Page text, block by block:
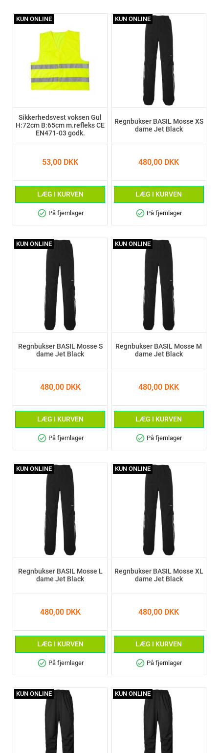
Sikkerhedsvest voksen Gul
H:72cm B:65cm m.refleks CE
EN471-03 godk.
53,00 DKK
LÆG I KURVEN
check_circle På fjernlager
KUN ONLINE
Regnbukser BASIL Mosse XS
dame Jet Black
480,00 DKK
LÆG I KURVEN
check_circle På fjernlager
KUN ONLINE
Regnbukser BASIL Mosse S
dame Jet Black
480,00 DKK
LÆG I KURVEN
check_circle På fjernlager
KUN ONLINE
Regnbukser BASIL Mosse M
dame Jet Black
480,00 DKK
LÆG I KURVEN
check_circle På fjernlager
KUN ONLINE
Regnbukser BASIL Mosse L
dame Jet Black
480,00 DKK
LÆG I KURVEN
check_circle På fjernlager
KUN ONLINE
Regnbukser BASIL Mosse XL
dame Jet Black
480,00 DKK
LÆG I KURVEN
check_circle På fjernlager
KUN ONLINE
KUN ONLINE KUN ONLINE